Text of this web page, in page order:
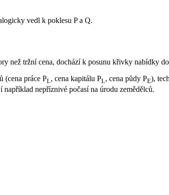
vedl k poklesu P a Q.
než tržní cena, dochází k posunu křivky nabídky
(cena práce PL, cena kapitálu PL, cena půdy PE),
nepříznivé počasí na úrodu zemědělců.